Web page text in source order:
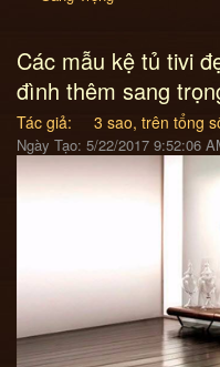
Các mẫu kệ tủ tivi
đình thêm sang
Tác giả: 3 sao, trên tổng
Ngày Tạo: 5/22/2017 9:52:06